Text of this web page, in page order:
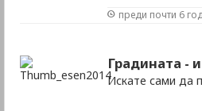
преди почти 6
Градината -
Искате сами да